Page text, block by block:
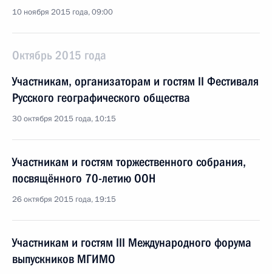
10 ноября 2015 года, 09:00
Октябрь 2015 года
Участникам, организаторам и гостям II Фестиваля
Русского географического общества
30 октября 2015 года, 10:15
Участникам и гостям торжественного собрания,
посвящённого 70-летию ООН
26 октября 2015 года, 19:15
Участникам и гостям III Международного форума
выпускников МГИМО